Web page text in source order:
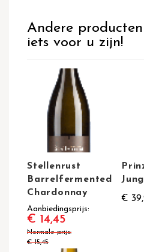
Andere
iets voor u zijn!
Stellenrust
Barrelfermented
Chardonnay
Aanbiedingsprijs
€ 14,45
Normale prijs
€ 15,45
€